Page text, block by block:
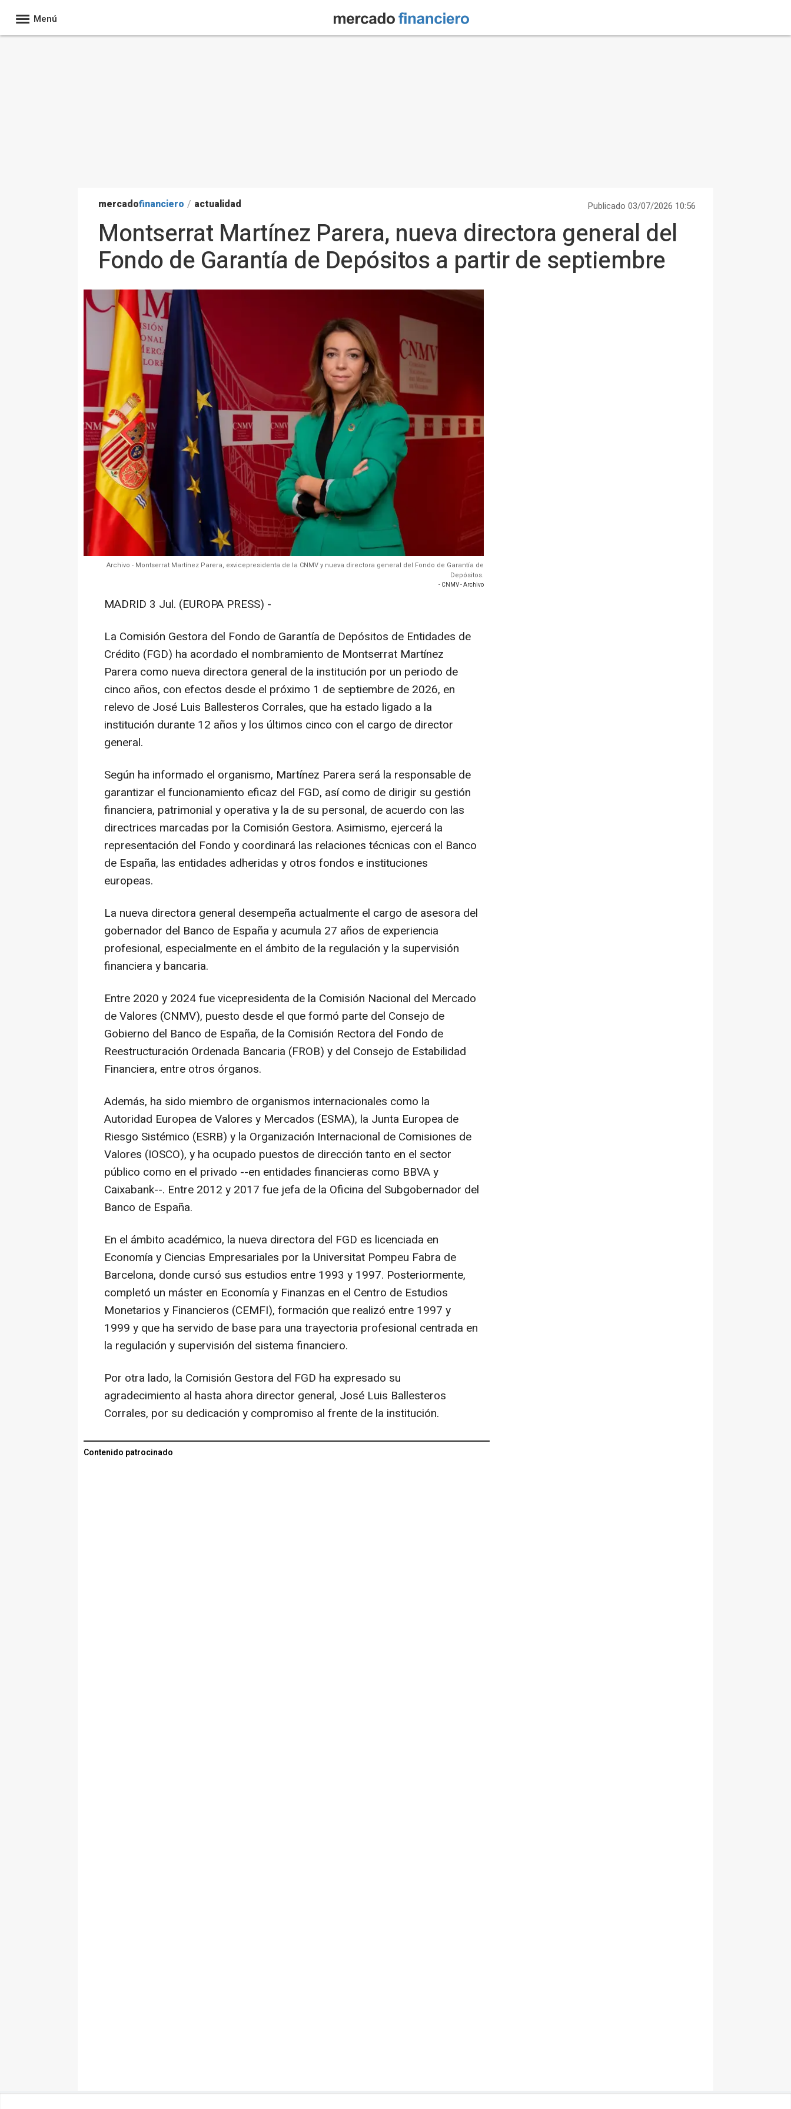
Menú
mercadofinanciero / actualidad Publicado 03/07/2026 10:56
Montserrat Martínez Parera, nueva directora general del
Fondo de Garantía de Depósitos a partir de septiembre
Archivo - Montserrat Martínez Parera, exvicepresidenta de la CNMV y nueva directora general del Fondo de Garantía de
Depósitos.
- CNMV - Archivo
MADRID 3 Jul. (EUROPA PRESS) -
La Comisión Gestora del Fondo de Garantía de Depósitos de Entidades de
Crédito (FGD) ha acordado el nombramiento de Montserrat Martínez
Parera como nueva directora general de la institución por un periodo de
cinco años, con efectos desde el próximo 1 de septiembre de 2026, en
relevo de José Luis Ballesteros Corrales, que ha estado ligado a la
institución durante 12 años y los últimos cinco con el cargo de director
general.
Según ha informado el organismo, Martínez Parera será la responsable de
garantizar el funcionamiento eficaz del FGD, así como de dirigir su gestión
financiera, patrimonial y operativa y la de su personal, de acuerdo con las
directrices marcadas por la Comisión Gestora. Asimismo, ejercerá la
representación del Fondo y coordinará las relaciones técnicas con el Banco
de España, las entidades adheridas y otros fondos e instituciones
europeas.
La nueva directora general desempeña actualmente el cargo de asesora del
gobernador del Banco de España y acumula 27 años de experiencia
profesional, especialmente en el ámbito de la regulación y la supervisión
financiera y bancaria.
Entre 2020 y 2024 fue vicepresidenta de la Comisión Nacional del Mercado
de Valores (CNMV), puesto desde el que formó parte del Consejo de
Gobierno del Banco de España, de la Comisión Rectora del Fondo de
Reestructuración Ordenada Bancaria (FROB) y del Consejo de Estabilidad
Financiera, entre otros órganos.
Además, ha sido miembro de organismos internacionales como la
Autoridad Europea de Valores y Mercados (ESMA), la Junta Europea de
Riesgo Sistémico (ESRB) y la Organización Internacional de Comisiones de
Valores (IOSCO), y ha ocupado puestos de dirección tanto en el sector
público como en el privado --en entidades financieras como BBVA y
Caixabank--. Entre 2012 y 2017 fue jefa de la Oficina del Subgobernador del
Banco de España.
En el ámbito académico, la nueva directora del FGD es licenciada en
Economía y Ciencias Empresariales por la Universitat Pompeu Fabra de
Barcelona, donde cursó sus estudios entre 1993 y 1997. Posteriormente,
completó un máster en Economía y Finanzas en el Centro de Estudios
Monetarios y Financieros (CEMFI), formación que realizó entre 1997 y
1999 y que ha servido de base para una trayectoria profesional centrada en
la regulación y supervisión del sistema financiero.
Por otra lado, la Comisión Gestora del FGD ha expresado su
agradecimiento al hasta ahora director general, José Luis Ballesteros
Corrales, por su dedicación y compromiso al frente de la institución.
Contenido patrocinado